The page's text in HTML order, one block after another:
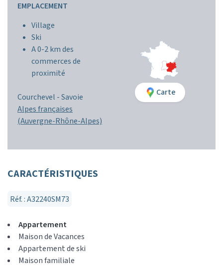
EMPLACEMENT
Village
Ski
A 0-2 km des
commerces de
proximité
Courchevel -Savoie
Alpes françaises
(Auvergne-Rhône-Alpes)
Carte
CARACTÉRISTIQUES
Réf. : A32240SM73
Appartement
Maison de Vacances
Appartement de ski
Maison familiale